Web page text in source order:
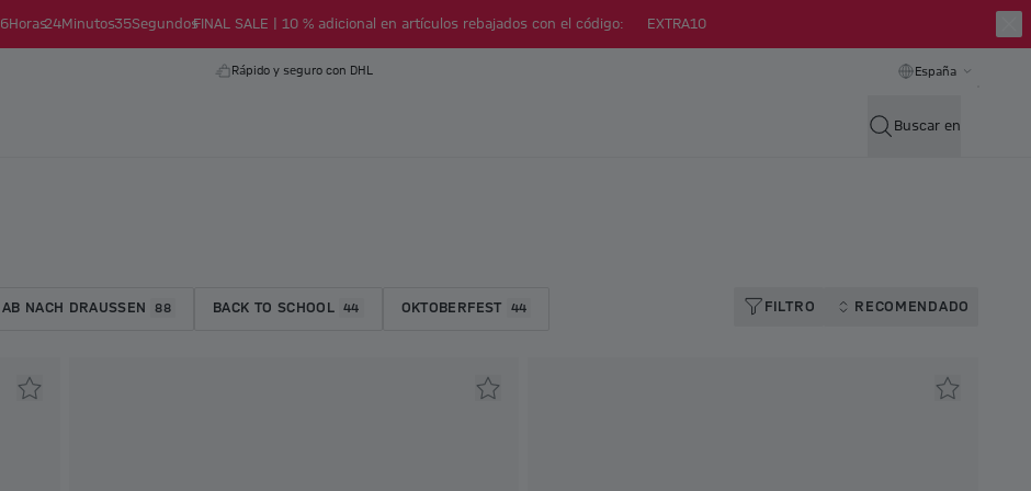
6Horas24Minutos33SegundosFINAL SALE | 10 % adicional en artículos rebajados con el código: EXTRA10
Rápido y seguro con DHL España
Buscar en
AB NACH DRAUSSEN 88 BACK TO SCHOOL 44 OKTOBERFEST 44 FILTRO RECOMENDADO